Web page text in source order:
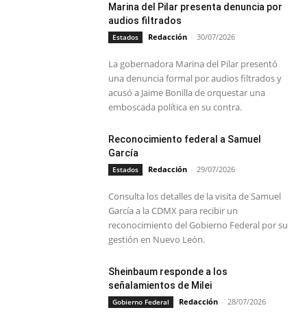
Marina del Pilar presenta denuncia por
audios filtrados
Estados Redacción - 30/07/2026
La gobernadora Marina del Pilar presentó
una denuncia formal por audios filtrados y
acusó a Jaime Bonilla de orquestar una
emboscada política en su contra.
Reconocimiento federal a Samuel
García
Estados Redacción - 29/07/2026
Consulta los detalles de la visita de Samuel
García a la CDMX para recibir un
reconocimiento del Gobierno Federal por su
gestión en Nuevo León.
Sheinbaum responde a los
señalamientos de Milei
Gobierno Federal Redacción - 28/07/2026